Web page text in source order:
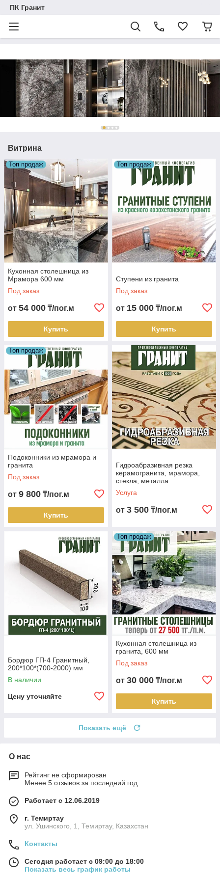
ПК Гранит
Витрина
Топ продаж
Кухонная столешница из
Мрамора 600 мм
Под заказ
от 54 000 ₸/пог.м
Купить
Топ продаж
Ступени из гранита
Под заказ
от 15 000 ₸/пог.м
Купить
Топ продаж
Подоконники из мрамора и
гранита
Под заказ
от 9 800 ₸/пог.м
Купить
Гидроабразивная резка
керамогранита, мрамора,
стекла, металла
Услуга
от 3 500 ₸/пог.м
Бордюр ГП-4 Гранитный,
200*100*(700-2000) мм
В наличии
Цену уточняйте
Топ продаж
Кухонная столешница из
гранита, 600 мм
Под заказ
от 30 000 ₸/пог.м
Купить
Показать ещё
О нас
Рейтинг не сформирован
Менее 5 отзывов за последний год
Работает с 12.06.2019
г. Темиртау
ул. Ушинского, 1, Темиртау, Казахстан
Контакты
Сегодня работает с 09:00 до 18:00
Показать весь график работы